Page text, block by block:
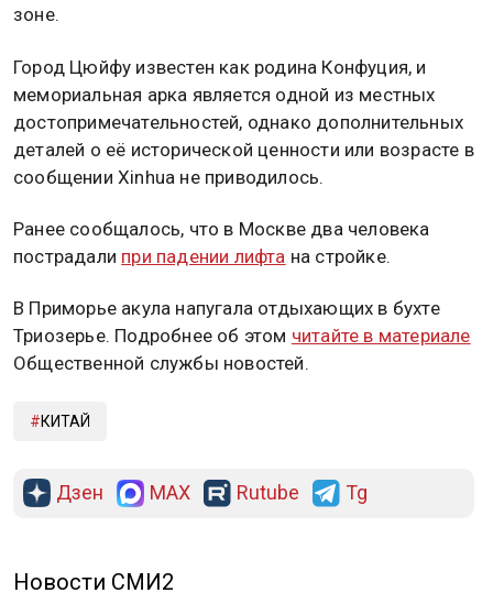
зоне.
Город Цюйфу известен как родина Конфуция, и
мемориальная арка является одной из местных
достопримечательностей, однако дополнительных
деталей о её исторической ценности или возрасте в
сообщении Xinhua не приводилось.
Ранее сообщалось, что в Москве два человека
пострадали при падении лифта на стройке.
В Приморье акула напугала отдыхающих в бухте
Триозерье. Подробнее об этом читайте в материале
Общественной службы новостей.
КИТАЙ
Дзен MAX Rutube Tg
Новости СМИ2